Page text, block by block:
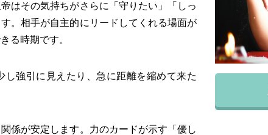
はその気持ちがさらに「守りたい」「しっ
。相手が自主的にリードしてくれる場面が
る時期です。
し強引に見えたり、急に距離を縮めて来た
係が安定します。力のカードが示す「優し